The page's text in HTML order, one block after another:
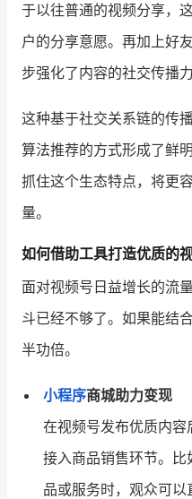
于以往普通的视频分享，
户的分享意愿。再加上好
步强化了内容的社交传播力
这种基于社交关系链的传
算法推荐的方式形成了鲜
抓住这个生态特点，将更
量。
如何借助工具打造优质的
面对视频号日益增长的流
斗已经不够了。如果能结
半功倍。
小程序商城助力变现
在视频号发布优质内容
接入商品销售环节。
品或服务时，观众可